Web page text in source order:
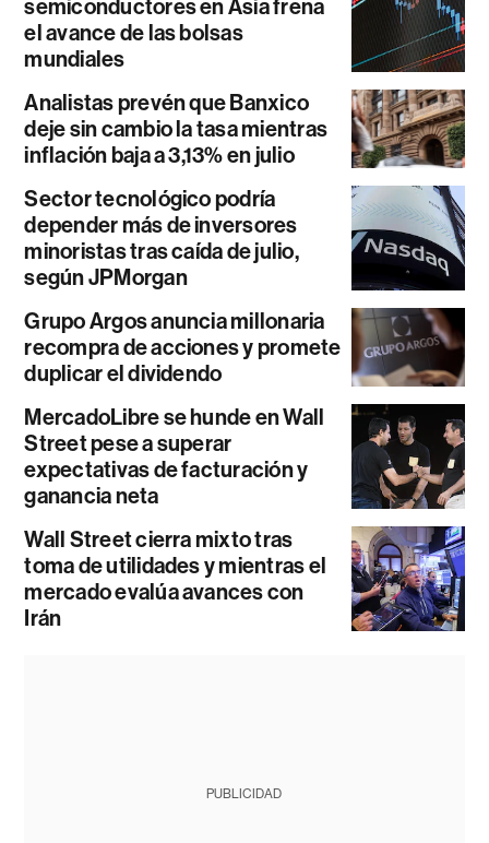
semiconductores en Asia frena
el avance de las bolsas
mundiales
Analistas prevén que Banxico
deje sin cambio la tasa mientras
inflación baja a 3,13% en julio
Sector tecnológico podría
depender más de inversores
minoristas tras caída de julio,
según JPMorgan
Grupo Argos anuncia millonaria
recompra de acciones y promete
duplicar el dividendo
MercadoLibre se hunde en Wall
Street pese a superar
expectativas de facturación y
ganancia neta
Wall Street cierra mixto tras
toma de utilidades y mientras el
mercado evalúa avances con
Irán
PUBLICIDAD